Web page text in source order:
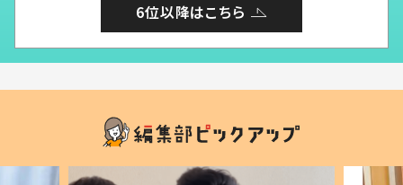
6位以降はこちら